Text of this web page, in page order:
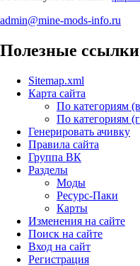
admin@mine-mods-info.ru
Полезные ссылки
Sitemap.xml
Карта сайта
По категориям
По категориям
Генерировать ачивку
Правила сайта
Группа ВК
Разделы
Моды
Ресурс-Паки
Карты
Изменения на сайте
Поиск на сайте
Вход на сайт
Регистрация